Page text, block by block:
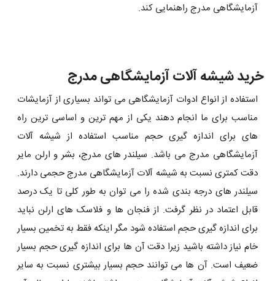
آزمایشگاهی مدرج راهنمایی کند.
خرید شیشه آلات آزمایشگاهی مدرج
استفاده از انواع ادوات آزمایشگاهی می تواند بسیاری از آزمایشات
مناسب برای ما انجام دهند یکی از مهم ترین و اساسی ترین راه
های برای اندازه گیری حجم مناسب استفاده از شیشه آلات
آزمایشگاهی مدرج می باشد. سیلندر های مدرج، بشر و ارلن مایر
دقت کمتری نسبت به شیشه آلات آزمایشگاهی مدرج حجمی دارند.
سیلندر های درجه بندی شده را می توان به طور کلی تا یک درصد
قابل اعتماد در نظر گرفت. از فنجان ها و فلاسک های ارلن نباید
برای اندازه گیری حجم استفاده شود مگر اینکه فقط به تخمین بسیار
خام نیاز داشته باشید زیرا دقت آن ها برای اندازه گیری حجم بسیار
ضعیف است. آن ها می توانند حجم بسیار بیشتری نسبت به سایر